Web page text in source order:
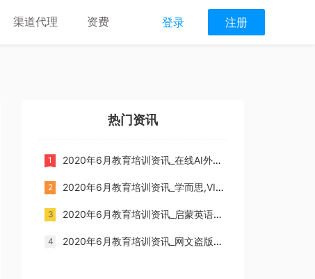
渠道代理 资费 登录 注册
热门资讯
2020年6月教育培训资讯_在线AI外教美术教育平台VIPidea完成千万级天使轮融资;跟谁学六周年,发布百家素养课
2020年6月教育培训资讯_学而思,VIPKID,猿辅导成家长最信赖的三大品牌;预计2021年底,在线青少儿英语市场渗透率将达到37%
2020年6月教育培训资讯_启蒙英语市场规模将达数百亿;留学语培成人语培的机构逐渐向低龄青少语培和启蒙英语延展
2020年6月教育培训资讯_网文盗版年损失56.4亿,阅文推五项举措打击“笔趣阁”等盗版平台